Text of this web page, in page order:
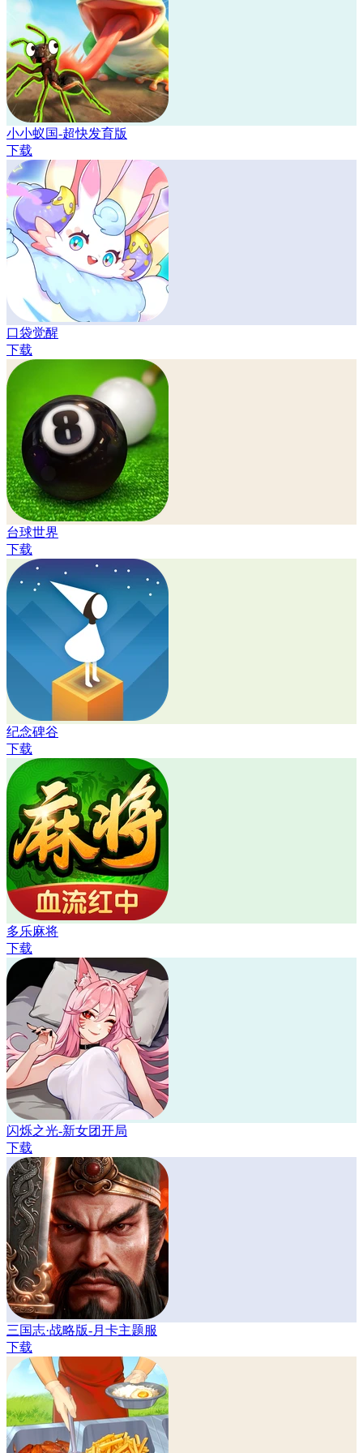
小小蚁国-超快发育版
下载
口袋觉醒
下载
台球世界
下载
纪念碑谷
下载
多乐麻将
下载
闪烁之光-新女团开局
下载
三国志·战略版-月卡主题服
下载